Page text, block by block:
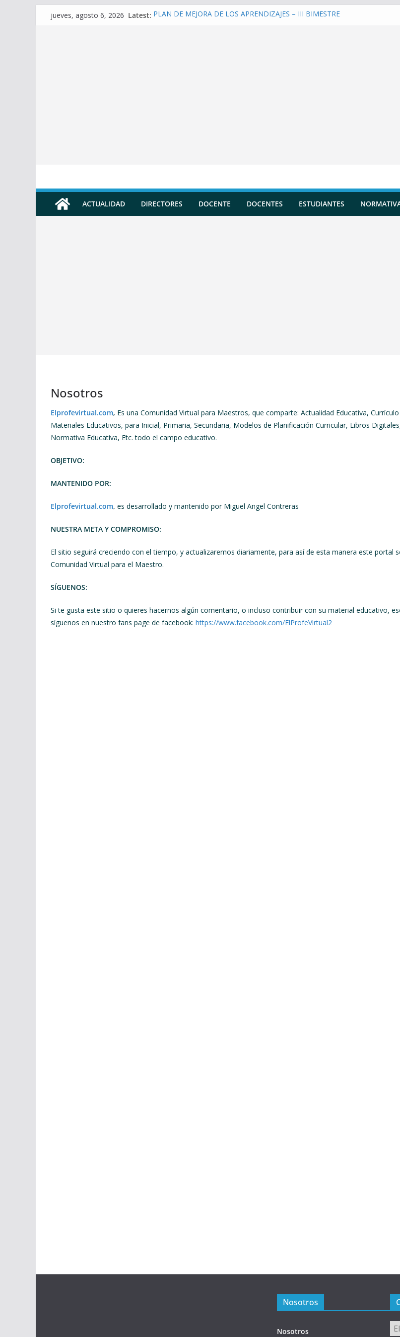
jueves, agosto 6, 2026 Latest: PLAN DE MEJORA DE LOS APRENDIZAJES – III BIMESTRE
ACTUALIDAD DIRECTORES DOCENTE DOCENTES ESTUDIANTES
Nosotros
Elprofevirtual.com, Es una Comunidad Virtual para Maestros, que comparte: Actualidad Educativa,
Materiales Educativos, para Inicial, Primaria, Secundaria, Modelos de Planificación Curricular, Libros
Normativa Educativa, Etc. todo el campo educativo.
OBJETIVO:
MANTENIDO POR:
Elprofevirtual.com, es desarrollado y mantenido por Miguel Angel Contreras
NUESTRA META Y COMPROMISO:
El sitio seguirá creciendo con el tiempo, y actualizaremos diariamente, para así de esta manera este portal
Comunidad Virtual para el Maestro.
SÍGUENOS:
Si te gusta este sitio o quieres hacernos algún comentario, o incluso contribuir con su material educativo,
síguenos en nuestro fans page de facebook: https://www.facebook.com/ElProfeVirtual2
Nosotros
Nosotros